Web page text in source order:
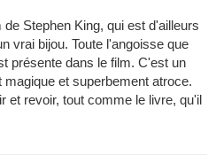
Stephen King, qui est d'ailleurs
vrai bijou. Toute l'angoisse que
présente dans le film. C'est un
et superbement atroce.
et revoir, tout comme le livre, qu'il